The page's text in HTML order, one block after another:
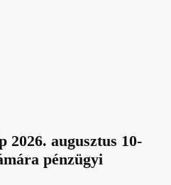
2026. augusztus 10-
pénzügyi